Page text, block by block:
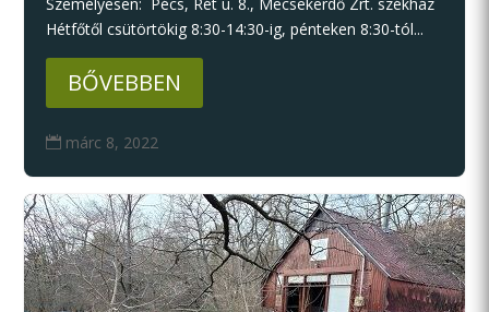
Hétfőtől csütörtökig 8:30-14:30-ig, pénteken 8:30-tól...
BŐVEBBEN
 márc 8, 2022